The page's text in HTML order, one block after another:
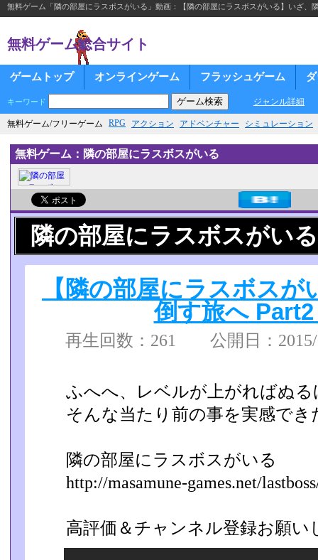
無料ゲーム「隣の部屋にラスボスがいる」動画：【隣の部屋にラスボスがいる】いざ、
無料ゲーム総合サイト
ゲームトップ オンラインゲーム フラッシュゲーム
キーワード ジャンル詳細
無料ゲーム/フリーゲーム RPG アクション アドベンチャー シミュレーション
無料ゲーム：隣の部屋にラスボスがいる
隣の部屋にラスボスがい
【隣の部屋にラスボス
倒す旅へ
再生回数：261 公開日：
ふへへ、レベルが上がればぬる
そんな当たり前の事を実感で
隣の部屋にラスボスがいる
http://masamune-games.net/
高評価＆チャンネル登録お願い